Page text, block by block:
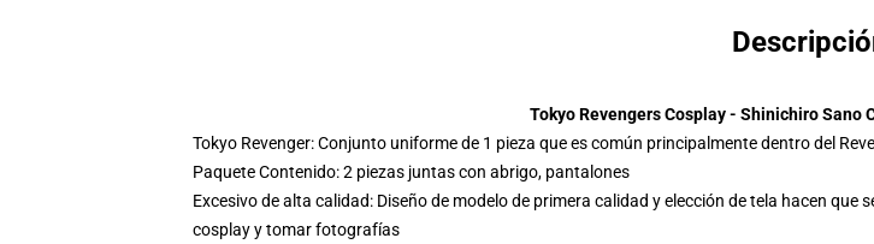
Tokyo Revengers Cosplay - Shinichiro Sano
Tokyo Revenger: Conjunto uniforme de 1 pieza que es común principalmente dentro del
Paquete Contenido: 2 piezas juntas con abrigo, pantalones
Excesivo de alta calidad: Diseño de modelo de primera calidad y elección de tela hacen
cosplay y tomar fotografías